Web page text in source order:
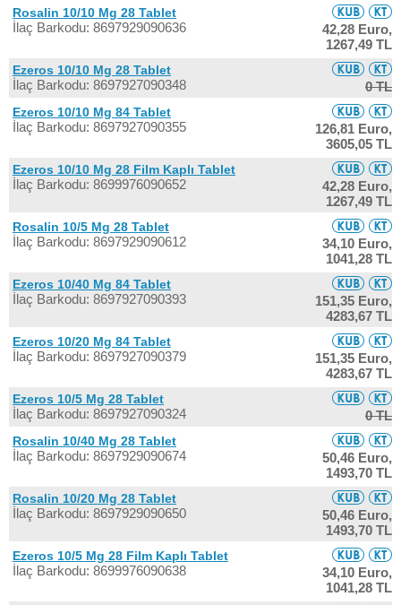
Rosalin 10/10 Mg 28 Tablet
İlaç Barkodu: 8697929090636
42,28 Euro,
1267,49 TL
Ezeros 10/10 Mg 28 Tablet
İlaç Barkodu: 8697927090348 0 TL
Ezeros 10/10 Mg 84 Tablet
İlaç Barkodu: 8697927090355
126,81 Euro,
3605,05 TL
Ezeros 10/10 Mg 28 Film Kaplı Tablet
İlaç Barkodu: 8699976090652
42,28 Euro,
1267,49 TL
Rosalin 10/5 Mg 28 Tablet
İlaç Barkodu: 8697929090612
34,10 Euro,
1041,28 TL
Ezeros 10/40 Mg 84 Tablet
İlaç Barkodu: 8697927090393
151,35 Euro,
4283,67 TL
Ezeros 10/20 Mg 84 Tablet
İlaç Barkodu: 8697927090379
151,35 Euro,
4283,67 TL
Ezeros 10/5 Mg 28 Tablet
İlaç Barkodu: 8697927090324 0 TL
Rosalin 10/40 Mg 28 Tablet
İlaç Barkodu: 8697929090674
50,46 Euro,
1493,70 TL
Rosalin 10/20 Mg 28 Tablet
İlaç Barkodu: 8697929090650
50,46 Euro,
1493,70 TL
Ezeros 10/5 Mg 28 Film Kaplı Tablet
İlaç Barkodu: 8699976090638
34,10 Euro,
1041,28 TL